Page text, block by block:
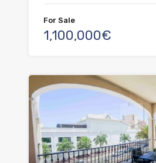
For Sale
1,100,000€